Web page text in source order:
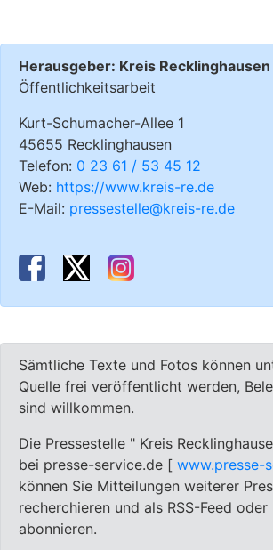
Herausgeber: Kreis Recklinghausen
Öffentlichkeitsarbeit
Kurt-Schumacher-Allee 1
45655 Recklinghausen
Telefon: 0 23 61 / 53 45 12
Web: https://www.kreis-re.de
E-Mail: pressestelle@kreis-re.de
Sämtliche Texte und Fotos können
Quelle frei veröffentlicht werden,
sind willkommen.
Die Pressestelle " Kreis
bei presse-service.de [ www.presse-
können Sie Mitteilungen weiterer
recherchieren und als RSS-Feed oder
abonnieren.